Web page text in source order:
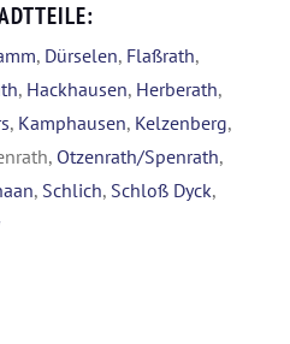
, Dürselen, Flaßrath,
, Hackhausen, Herberath,
, Kamphausen, Kelzenberg,
Otzenrath/Spenrath,
, Schlich, Schloß Dyck,